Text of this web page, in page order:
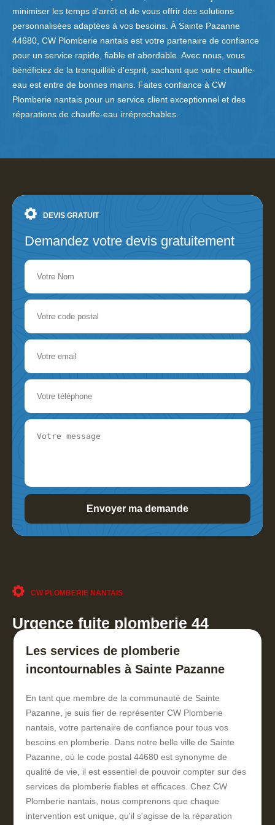
minimiser les temps d'arrêt et de vous offrir des solutions
personnalisées adaptées à vos besoins. À Sainte Pazanne
44680, CW Plomberie nantais est votre partenaire de confiance
pour un service rapide, fiable et abordable. Avec nous, vous
bénéficiez de la tranquillité d'esprit, sachant que votre chauffe-
eau est entre de bonnes mains. Faites confiance à CW
Plomberie nantais pour un service client exceptionnel et des
réparations de chauffe-eau irréprochables.
DEVIS GRATUIT
Demandez votre devis gratuitement
CW PLOMBERIE NANTAIS
Urgence fuite plomberie 44
Les services de plomberie
incontournables à Sainte Pazanne
En tant que membre de la communauté de Sainte
Pazanne, je suis fier de représenter CW Plomberie
nantais, votre partenaire de confiance pour tous vos
besoins en plomberie. Dans notre belle ville de Sainte
Pazanne, où le code postal 44680 est synonyme de
qualité de vie, il est essentiel de pouvoir compter sur des
services de plomberie fiables et efficaces. Chez CW
Plomberie nantais, nous comprenons que chaque
intervention est unique, qu'il s'agisse de la réparation